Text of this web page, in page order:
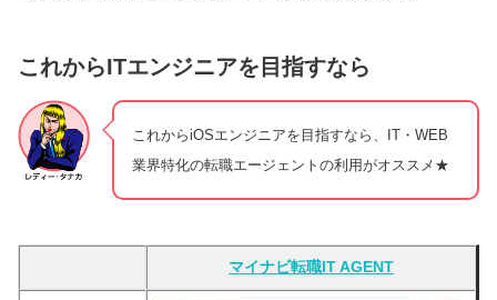
これからITエンジニアを目指すなら
これからiOSエンジニアを目指すなら、IT・WEB
業界特化の転職エージェントの利用がオススメ★
マイナビ転職IT AGENT